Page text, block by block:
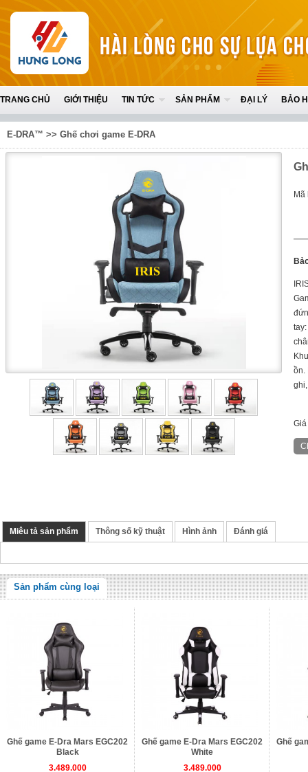
TRANG CHỦ GIỚI THIỆU TIN TỨC SẢN PHẨM ĐẠI LÝ BẢO
E-DRA™ >> Ghế chơi game E-DRA
Mã
ồn.
Miêu tả sản phẩm Thông số kỹ thuật Hình ảnh Đánh giá
Sản phẩm cùng loại
Ghế game E-Dra Mars EGC202
Black
3.489.000
Ghế game E-Dra Mars EGC202
White
3.489.000
Ghế